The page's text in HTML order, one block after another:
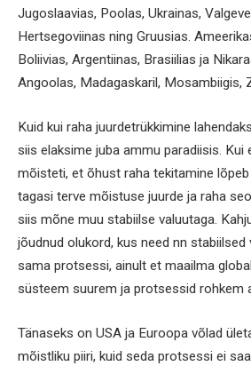
Jugoslaavias, Poolas, Ukrainas,
Hertsegoviinas ning Gruusias.
Boliivias, Argentiinas, Brasiilias ja
Angoolas, Madagaskaril, Mosambiigis,
Kuid kui raha juurdetrükkimine
siis elaksime juba ammu paradiisis. Kui
mõisteti, et õhust raha tekitamine
tagasi terve mõistuse juurde ja raha
siis mõne muu stabiilse valuutaga.
jõudnud olukord, kus need nn stabiilsed
sama protsessi, ainult et maailma
süsteem suurem ja protsessid rohkem
Tänaseks on USA ja Euroopa võlad
mõistliku piiri, kuid seda protsessi ei